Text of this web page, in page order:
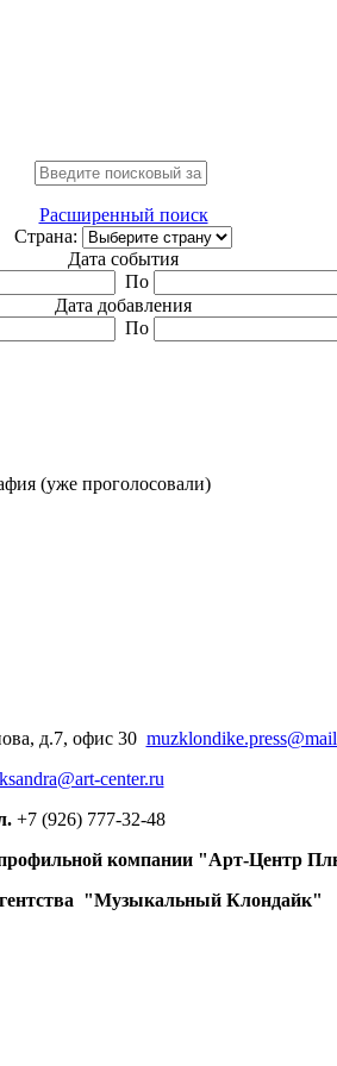
Расширенный поиск
Страна:
Дата события
По
Дата добавления
По
д.7, офис 30
center.ru
+7 (926) 777-32-48
компании "Арт-Центр
"Музыкальный Клондайк"